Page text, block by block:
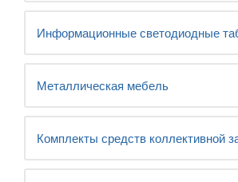
Информационные светодиодные
Металлическая мебель
Комплекты средств коллективной